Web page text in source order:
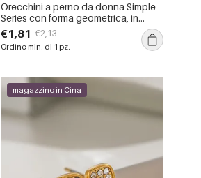
Orecchini a perno da donna Simple
Series con forma geometrica, in
acciaio inossidabile, impermeabili,
color oro e strass.
€1,81 €2,13
Ordine min. di 1 pz.
magazzino in Cina